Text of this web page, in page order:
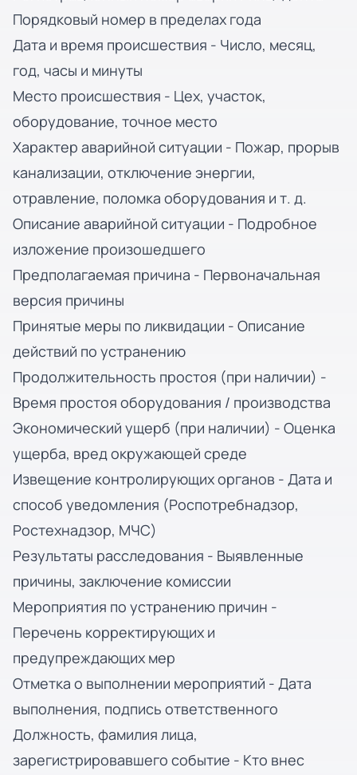
Порядковый номер в пределах года
Дата и время происшествия - Число, месяц,
год, часы и минуты
Место происшествия - Цех, участок,
оборудование, точное место
Характер аварийной ситуации - Пожар, прорыв
канализации, отключение энергии,
отравление, поломка оборудования и т. д.
Описание аварийной ситуации - Подробное
изложение произошедшего
Предполагаемая причина - Первоначальная
версия причины
Принятые меры по ликвидации - Описание
действий по устранению
Продолжительность простоя (при наличии) -
Время простоя оборудования / производства
Экономический ущерб (при наличии) - Оценка
ущерба, вред окружающей среде
Извещение контролирующих органов - Дата и
способ уведомления (Роспотребнадзор,
Ростехнадзор, МЧС)
Результаты расследования - Выявленные
причины, заключение комиссии
Мероприятия по устранению причин -
Перечень корректирующих и
предупреждающих мер
Отметка о выполнении мероприятий - Дата
выполнения, подпись ответственного
Должность, фамилия лица,
зарегистрировавшего событие - Кто внес